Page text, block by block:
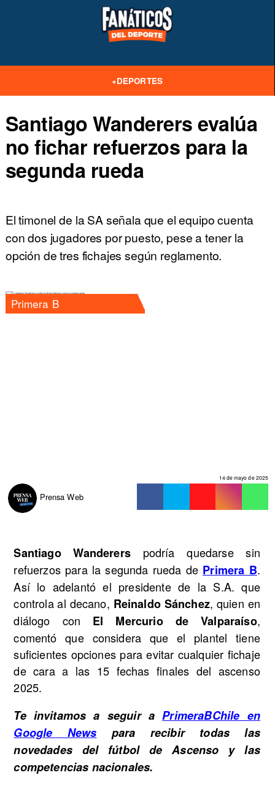
+DEPORTES
Santiago Wanderers evalúa
no fichar refuerzos para la
segunda rueda
El timonel de la SA señala que el equipo cuenta
con dos jugadores por puesto, pese a tener la
opción de tres fichajes según reglamento.
Primera B
Prensa Web
14 de mayo de 2025
Santiago Wandererspodría quedarse sin
refuerzos para la segunda rueda de Primera B.
Así lo adelantó el presidente de la S.A. que
controla al decano, Reinaldo Sánchez, quien en
diálogo con El Mercurio de Valparaíso,
comentó que considera que el plantel tiene
suficientes opciones para evitar cualquier fichaje
de cara a las 15 fechas finales del ascenso
2025.
Te invitamos a seguir aPrimeraBChile en
Google News para recibir todas las
novedades del fútbol de Ascenso y las
competencias nacionales.